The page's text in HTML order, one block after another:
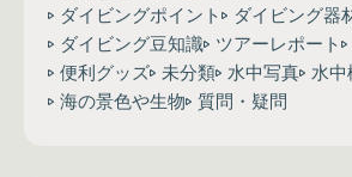
ダイビングポイント
ダイビング器
ダイビング豆知識 ツアーレポート
便利グッズ 未分類 水中写真 水中
海の景色や生物 質問・疑問